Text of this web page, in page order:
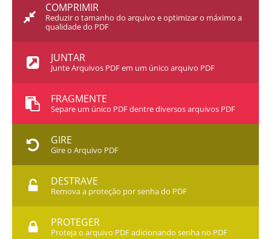
COMPRIMIR
Reduzir o tamanho do arquivo e optimizar o máximo a
qualidade do PDF
JUNTAR
Junte Arquivos PDF em um único arquivo PDF
FRAGMENTE
Separe um único PDF dentre diversos arquivos PDF
GIRE
Gire o Arquivo PDF
DESTRAVE
Remova a proteção por senha do PDF
PROTEGER
Proteja o arquivo PDF adicionando senha no PDF